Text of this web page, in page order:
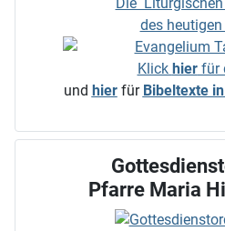
Die
des heutigen
Klick hierfür
und hier für Bibeltexte
Pfarre Maria